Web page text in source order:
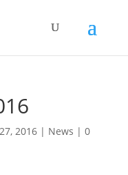
2016| News | 0